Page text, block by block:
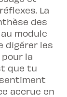
La
des
module
digérer les
la
que tu
accrue en